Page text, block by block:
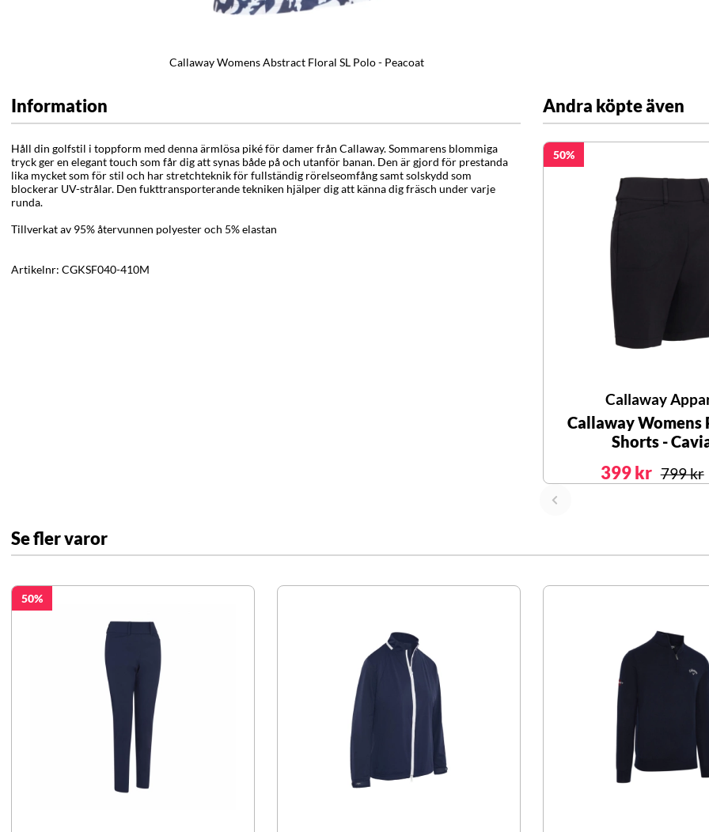
Callaway Womens Abstract Floral SL Polo - Peacoat
Information
Håll din golfstil i toppform med denna ärmlösa piké för damer från Callaway. Sommarens blommiga
tryck ger en elegant touch som får dig att synas både på och utanför banan. Den är gjord för prestanda
lika mycket som för stil och har stretchteknik för fullständig rörelseomfång samt solskydd som
blockerar UV-strålar. Den fukttransporterande tekniken hjälper dig att känna dig fräsch under varje
runda.
Tillverkat av 95% återvunnen polyester och 5% elastan
Artikelnr: CGKSF040-410M
Andra köpte även
50
Callaway
Callaway Womens
Shorts -
399 kr 799 kr
Se fler varor
50